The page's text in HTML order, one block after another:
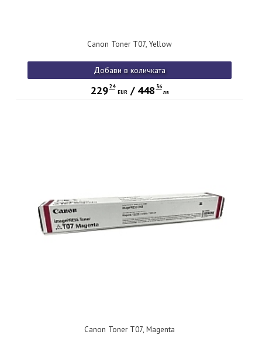
Canon Toner T07, Yellow
Добави в количката
229 24
EUR/ 448 36
лв
Canon Toner T07, Magenta